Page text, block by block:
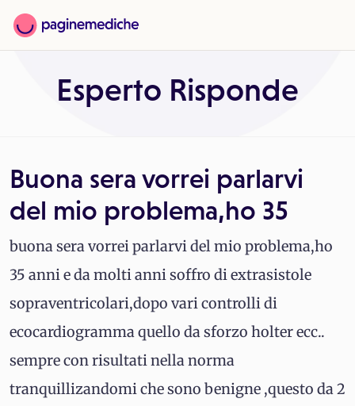
Esperto Risponde
Buona sera vorrei parlarvi
del mio problema,ho 35
buona sera vorrei parlarvi del mio problema,ho
35 anni e da molti anni soffro di extrasistole
sopraventricolari,dopo vari controlli di
ecocardiogramma quello da sforzo holter ecc..
sempre con risultati nella norma
tranquillizandomi che sono benigne ,questo da 2